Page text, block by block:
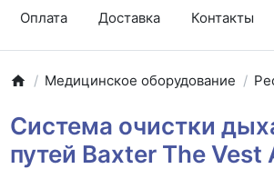
Оплата Доставка Контакты
Медицинское оборудование
Система очистки
путей Baxter The Vest